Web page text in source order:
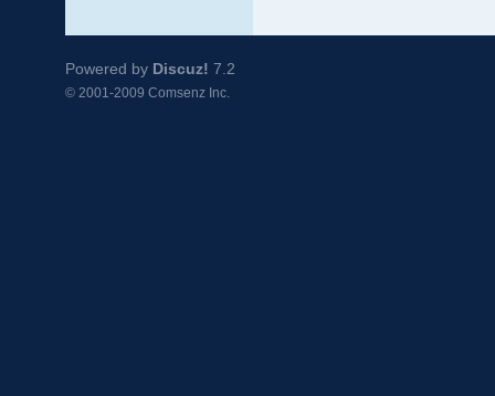
Powered by Discuz! 7.2
© 2001-2009 Comsenz Inc.